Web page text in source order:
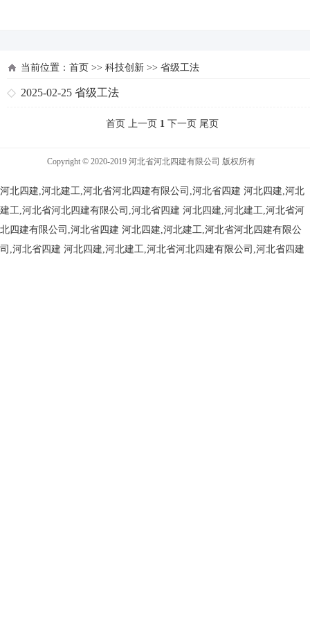
当前位置： 首页 >> 科技创新 >> 省级工法
2025-02-25 省级工法
首页 上一页 1 下一页 尾页
Copyright © 2020-2019 河北省河北四建有限公司 版权所有
河北四建,河北建工,河北省河北四建有限公司,河北省四建 河北四建,河北
建工,河北省河北四建有限公司,河北省四建 河北四建,河北建工,河北省河
北四建有限公司,河北省四建 河北四建,河北建工,河北省河北四建有限公
司,河北省四建 河北四建,河北建工,河北省河北四建有限公司,河北省四建